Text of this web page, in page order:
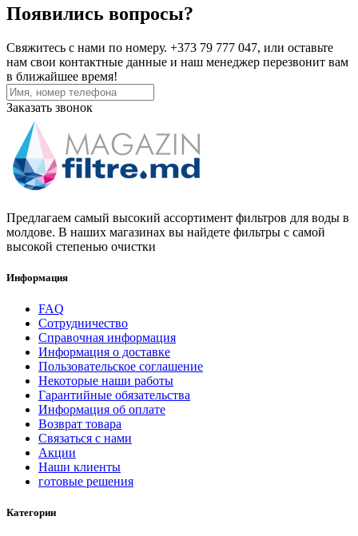
Появились вопросы?
Свяжитесь с нами по номеру. +373 79 777 047, или оставьте
нам свои контактные данные и наш менеджер перезвонит вам
в ближайшее время!
Заказать звонок
Предлагаем самый высокий ассортимент фильтров для воды в
молдове. В наших магазинах вы найдете фильтры с самой
высокой степенью очистки
Информация
FAQ
Сотрудничество
Справочная информация
Информация о доставке
Пользовательское соглашение
Некоторые наши работы
Гарантийные обязательства
Информация об оплате
Возврат товара
Связаться с нами
Акции
Наши клиенты
готовые решения
Категории